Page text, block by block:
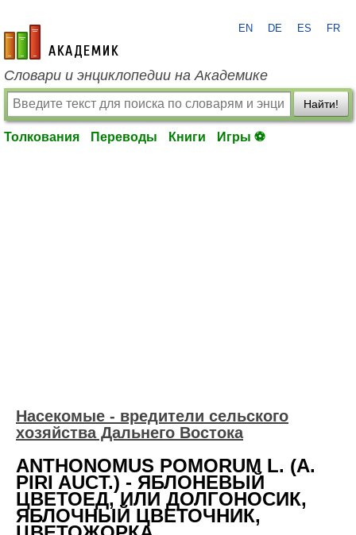
academic.ru
EN DE ES FR
Словари и энциклопедии на Академике
Найти!
Толкования Переводы Книги Игры ⚽
Насекомые - вредители сельского
хозяйства Дальнего Востока
ANTHONOMUS POMORUM L. (A.
PIRI AUCT.) - ЯБЛОНЕВЫЙ
ЦВЕТОЕД, ИЛИ ДОЛГОНОСИК,
ЯБЛОЧНЫЙ ЦВЕТОЧНИК,